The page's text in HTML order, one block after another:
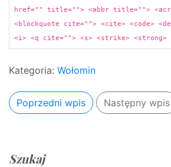
href="" title=""> <abbr title="">
<blockquote cite=""> <cite> <code>
<i> <q cite=""> <s> <strike> <strong>
Kategoria: Wołomin
Poprzedni wpis Następny wpis
Szukaj